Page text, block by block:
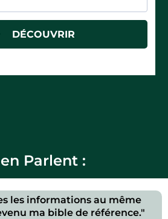
DÉCOUVRIR
Parlent :
les informations au même
ma bible de référence."